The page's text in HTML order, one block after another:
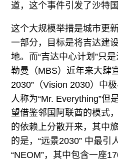
道，这个事件引发了沙特
这个大规模举措是城市更
一部分，目标是将吉达建
地。而“吉达中心计划”只
勒曼（MBS）近年来大肆
2030”（Vision 2030）中
人称为“Mr. Everything”但
望借鉴邻国阿联酋的模式
的依赖上分散开来，其中
的是，“远景2030” 中最引
“NEOM”，其中包含一座